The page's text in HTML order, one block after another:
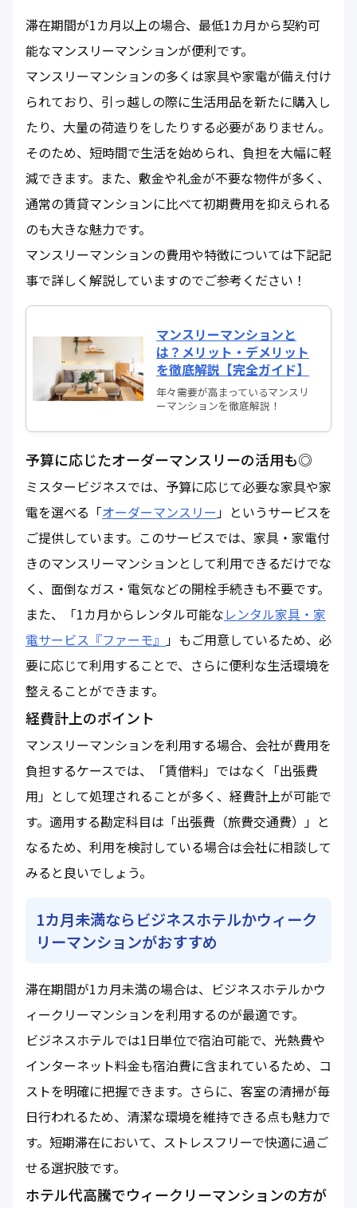
滞在期間が1カ月以上の場合、最低1カ月から契約可
能なマンスリーマンションが便利です。
マンスリーマンションの多くは家具や家電が備え付け
られており、引っ越しの際に生活用品を新たに購入し
たり、大量の荷造りをしたりする必要がありません。
そのため、短時間で生活を始められ、負担を大幅に軽
減できます。また、敷金や礼金が不要な物件が多く、
通常の賃貸マンションに比べて初期費用を抑えられる
のも大きな魅力です。
マンスリーマンションの費用や特徴については下記記
事で詳しく解説していますのでご参考ください！
マンスリーマンションと
は？メリット・デメリット
を徹底解説【完全ガイド】
年々需要が高まっているマンスリ
ーマンションを徹底解説！
予算に応じたオーダーマンスリーの活用も◎
ミスタービジネスでは、予算に応じて必要な家具や家
電を選べる「オーダーマンスリー」というサービスを
ご提供しています。このサービスでは、家具・家電付
きのマンスリーマンションとして利用できるだけでな
く、面倒なガス・電気などの開栓手続きも不要です。
また、「1カ月からレンタル可能なレンタル家具・家
電サービス『ファーモ』 」もご用意しているため、必
要に応じて利用することで、さらに便利な生活環境を
整えることができます。
経費計上のポイント
マンスリーマンションを利用する場合、会社が費用を
負担するケースでは、「賃借料」ではなく「出張費
用」として処理されることが多く、経費計上が可能で
す。適用する勘定科目は「出張費（旅費交通費）」と
なるため、利用を検討している場合は会社に相談して
みると良いでしょう。
1カ月未満ならビジネスホテルかウィーク
リーマンションがおすすめ
滞在期間が1カ月未満の場合は、ビジネスホテルかウ
ィークリーマンションを利用するのが最適です。
ビジネスホテルでは1日単位で宿泊可能で、光熱費や
インターネット料金も宿泊費に含まれているため、コ
ストを明確に把握できます。さらに、客室の清掃が毎
日行われるため、清潔な環境を維持できる点も魅力で
す。短期滞在において、ストレスフリーで快適に過ご
せる選択肢です。
ホテル代高騰でウィークリーマンションの方が